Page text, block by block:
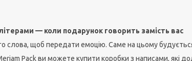
— коли подарунок говорить замість вас
слова, щоб передати емоцію. Саме на цьому
Pack ви можете купити коробки з написами, які